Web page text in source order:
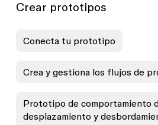
Crear prototipos
Conecta tu prototipo
Crea y gestiona los flujos de
Prototipo de comportamiento
desplazamiento y